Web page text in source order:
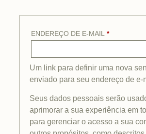
ENDEREÇO DE E-MAIL *
Um link para definir uma nova
enviado para seu endereço de e-
Seus dados pessoais serão
aprimorar a sua experiência em
para gerenciar o acesso a sua